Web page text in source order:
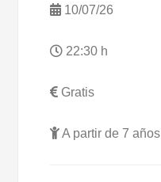
10/07/26
22:30 h
Gratis
A partir de 7 años